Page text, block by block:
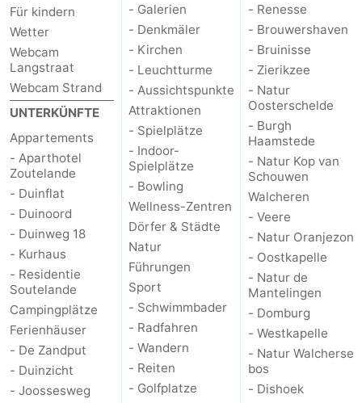
Für kindern
Wetter
Webcam
Langstraat
Webcam Strand
UNTERKÜNFTE
Appartements
- Aparthotel
Zoutelande
- Duinflat
- Duinoord
- Duinweg 18
- Kurhaus
- Residentie
Soutelande
Campingplätze
Ferienhäuser
- De Zandput
- Duinzicht
- Joossesweg
- Galerien
- Denkmäler
- Kirchen
- Leuchtturme
- Aussichtspunkte
Attraktionen
- Spielplätze
- Indoor-
Spielplätze
- Bowling
Wellness-Zentren
Dörfer & Städte
Natur
Führungen
Sport
- Schwimmbader
- Radfahren
- Wandern
- Reiten
- Golfplatze
- Renesse
- Brouwershaven
- Bruinisse
- Zierikzee
- Natur
Oosterschelde
- Burgh
Haamstede
- Natur Kop van
Schouwen
Walcheren
- Veere
- Natur Oranjezon
- Oostkapelle
- Natur de
Mantelingen
- Domburg
- Westkapelle
- Natur Walcherse
bos
- Dishoek